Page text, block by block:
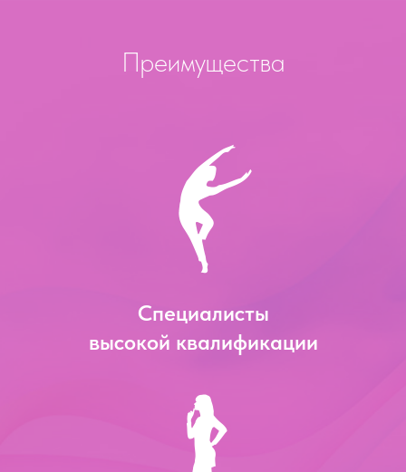
Преимущества
Специалисты
высокой квалификации